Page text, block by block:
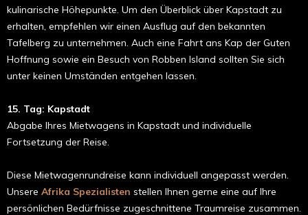
kulinarische Höhepunkte. Um den Überblick über Kap­stadt zu
erhalten, empfehlen wir einen Aus­flug auf den bekannten
Tafelberg zu unter­nehmen. Auch eine Fahrt ans Kap der Guten
Hoffnung sowie ein Besuch von Robben Island sollten Sie sich
unter keinen Umstän­den entgehen lassen.
15. Tag: Kapstadt
Abgabe Ihres Mietwagens in Kapstadt und individuelle
Fortsetzung der Reise.
Diese Mietwagenrundreise kann individuell angepasst werden.
Unsere Afrika Spezialisten stellen Ihnen gerne eine auf Ihre
persönlichen Bedürfnisse zugeschnittene Traumreise zusammen.